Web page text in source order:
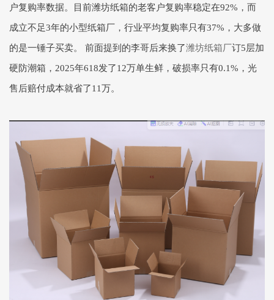
户复购率数据。目前潍坊纸箱的老客户复购率稳定在92%，而
成立不足3年的小型纸箱厂，行业平均复购率只有37%，大多做
的是一锤子买卖。 前面提到的李哥后来换了潍坊纸箱厂订5层加
硬防潮箱，2025年618发了12万单生鲜，破损率只有0.1%，光
售后赔付成本就省了11万。